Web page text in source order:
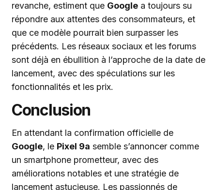
revanche, estiment que Google a toujours su
répondre aux attentes des consommateurs, et
que ce modèle pourrait bien surpasser les
précédents. Les réseaux sociaux et les forums
sont déjà en ébullition à l’approche de la date de
lancement, avec des spéculations sur les
fonctionnalités et les prix.
Conclusion
En attendant la confirmation officielle de
Google, le Pixel 9a semble s’annoncer comme
un smartphone prometteur, avec des
améliorations notables et une stratégie de
lancement astucieuse. Les passionnés de